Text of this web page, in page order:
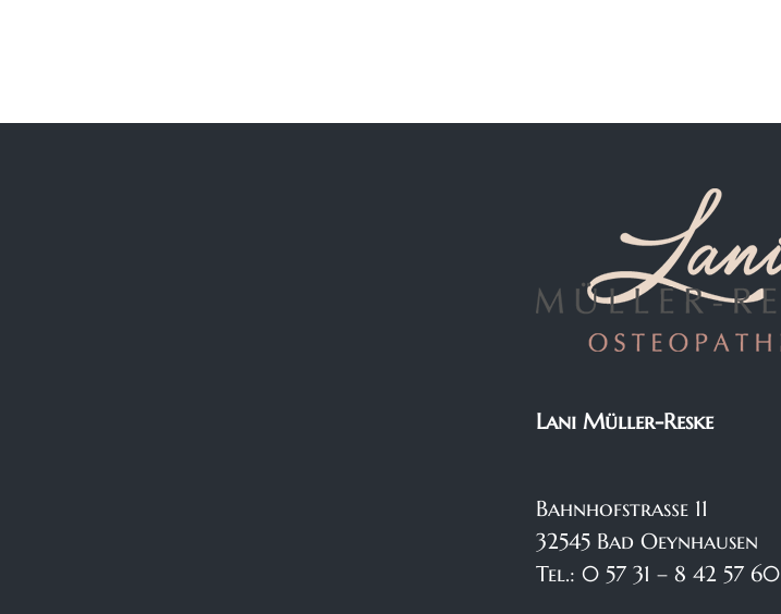
Lani Müller-Reske
Bahnhofstraße 11
32545 Bad Oeynhausen
Tel.: 0 57 31 – 8 42 57 60